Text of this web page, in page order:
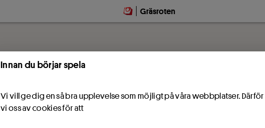
Gräsroten
Innan du börjar spela
Vi vill ge dig en så bra upplevelse som möjligt på våra webbplatser.
vi oss av cookies för att